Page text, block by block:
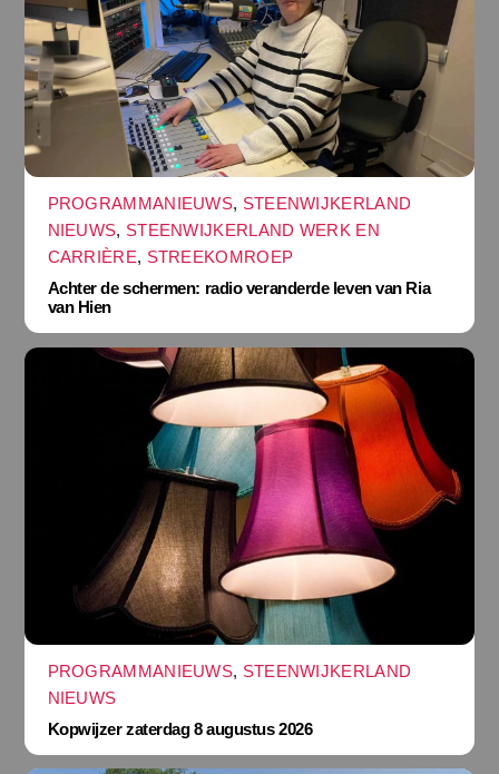
PROGRAMMANIEUWS, STEENWIJKERLAND
NIEUWS, STEENWIJKERLAND WERK EN
CARRIÈRE, STREEKOMROEP
Achter de schermen: radio veranderde leven van Ria
van Hien
PROGRAMMANIEUWS, STEENWIJKERLAND
NIEUWS
Kopwijzer zaterdag 8 augustus 2026